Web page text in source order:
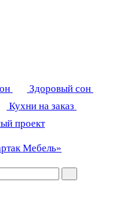
Здоровый сон
Кухни на заказ
проект